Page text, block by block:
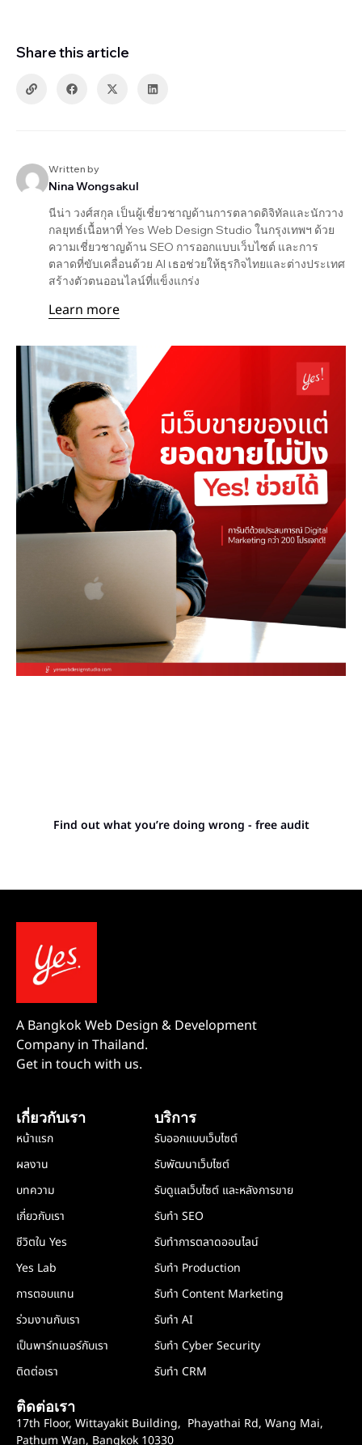
Share this article
Written by
Nina Wongsakul
นีน่า วงศ์สกุล เป็นผู้เชี่ยวชาญด้านการตลาดดิจิทัลและนักวาง
กลยุทธ์เนื้อหาที่ Yes Web Design Studio ในกรุงเทพฯ ด้วย
ความเชี่ยวชาญด้าน SEO การออกแบบเว็บไซต์ และการ
ตลาดที่ขับเคลื่อนด้วย AI เธอช่วยให้ธุรกิจไทยและต่างประเทศ
สร้างตัวตนออนไลน์ที่แข็งแกร่ง
Learn more
Find out what you’re doing wrong - free audit
A Bangkok Web Design & Development
Company in Thailand.
Get in touch with us.
เกี่ยวกับเรา
หน้าแรก
ผลงาน
บทความ
เกี่ยวกับเรา
ชีวิตใน Yes
Yes Lab
การตอบแทน
ร่วมงานกับเรา
เป็นพาร์ทเนอร์กับเรา
ติดต่อเรา
บริการ
รับออกแบบเว็บไซต์
รับพัฒนาเว็บไซต์
รับดูแลเว็บไซต์ และหลังการขาย
รับทำ SEO
รับทำการตลาดออนไลน์
รับทำ Production
รับทำ Content Marketing
รับทำ AI
รับทำ Cyber Security
รับทำ CRM
ติดต่อเรา
17th Floor, Wittayakit Building, Phayathai Rd, Wang Mai,
Pathum Wan, Bangkok 10330